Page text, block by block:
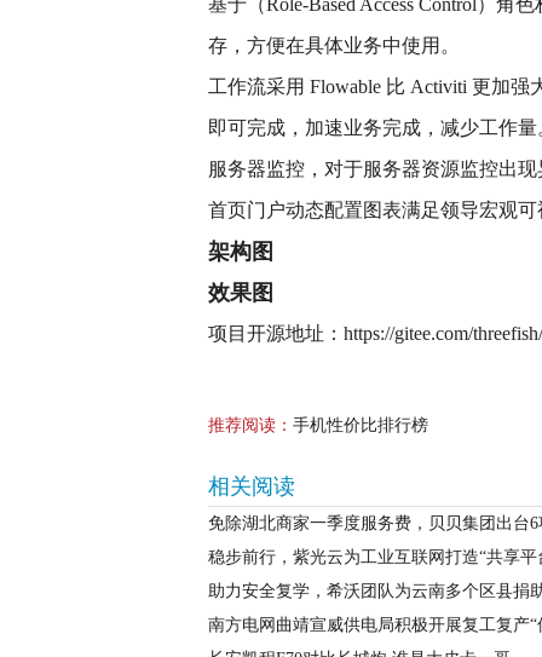
基于（Role-Based Access Control）角
存，方便在具体业务中使用。
工作流采用 Flowable 比 Activiti 更加
即可完成，加速业务完成，减少工作量
服务器监控，对于服务器资源监控出现
首页门户动态配置图表满足领导宏观可
架构图
效果图
项目开源地址：https://gitee.com/
推荐阅读： 手机性价比排行榜
相关阅读
免除湖北商家一季度服务费，贝贝集团出台
稳步前行，紫光云为工业互联网打造“共享平
助力安全复学，希沃团队为云南多个区县捐
南方电网曲靖宣威供电局积极开展复工复产